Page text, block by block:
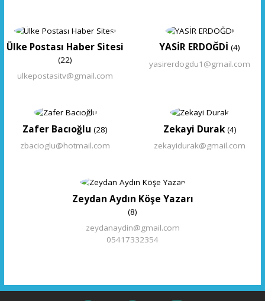
Ülke Postası Haber Sitesi
(22)
ulkepostasitv@gmail.com
YASİR ERDOĞDİ (4)
yasirerdogdu1@gmail.com
Zafer Bacıoğlu (28)
zbacioglu@hotmail.com
Zekayi Durak(4)
zekayidurak@gmail.com
Zeydan Aydın Köşe Yazarı
(8)
zeydanaydin@gmail.com
05417332354